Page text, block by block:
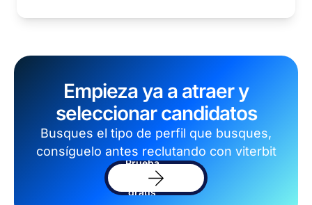
Empieza ya a atraer y
seleccionar candidatos
Busques el tipo de perfil que busques,
consíguelo antes reclutando con viterbit
Prueba
software
gratis